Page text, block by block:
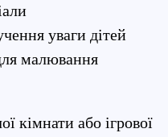
уваги дітей
малювання
кімнати або ігрової